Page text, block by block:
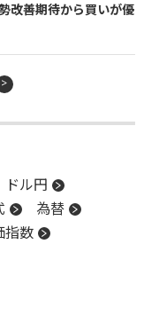
改善期待から買いが優
ドル円
為替
指数